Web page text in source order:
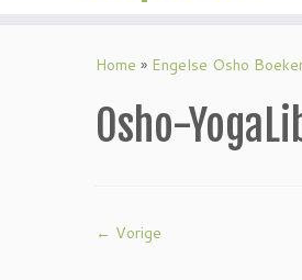
Home » Engelse Osho
Osho-
← Vorige